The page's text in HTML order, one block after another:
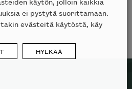
ei pystytä suorittamaan.
evästeitä käytöstä, käy
HYLKÄÄ